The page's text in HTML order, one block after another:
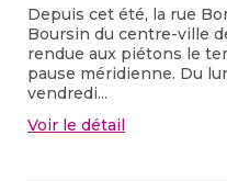
Depuis cet été, la rue
Boursin du centre-ville
rendue aux piétons le
pause méridienne. Du
vendredi...
Voir le détail